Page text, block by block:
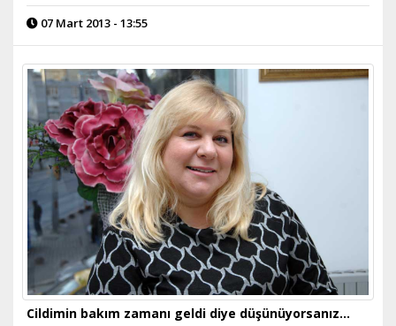
07 Mart 2013 - 13:55
Cildimin bakım zamanı geldi diye düşünüyorsanız…